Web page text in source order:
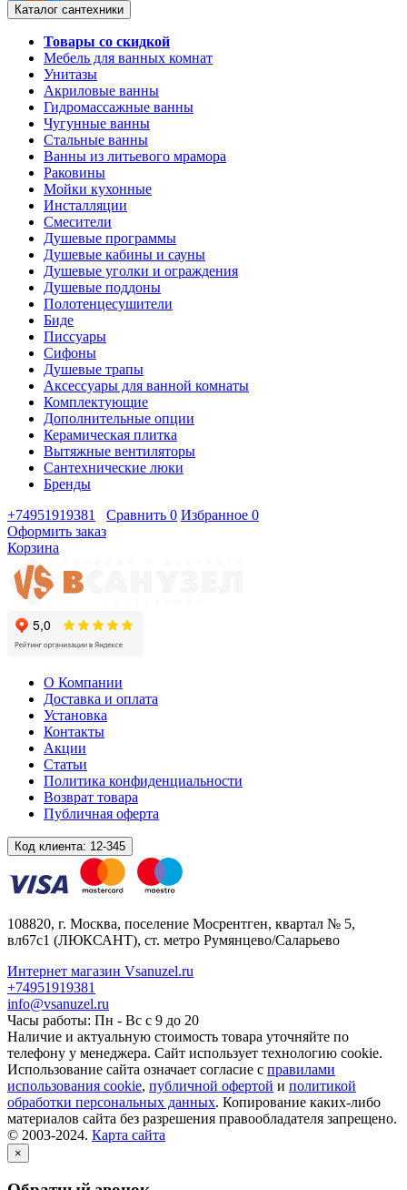
Каталог сантехники
Товары со скидкой
Мебель для ванных комнат
Унитазы
Акриловые ванны
Гидромассажные ванны
Чугунные ванны
Стальные ванны
Ванны из литьевого мрамора
Раковины
Мойки кухонные
Инсталляции
Смесители
Душевые программы
Душевые кабины и сауны
Душевые уголки и ограждения
Душевые поддоны
Полотенцесушители
Биде
Писсуары
Сифоны
Душевые трапы
Аксессуары для ванной комнаты
Комплектующие
Дополнительные опции
Керамическая плитка
Вытяжные вентиляторы
Сантехнические люки
Бренды
+74951919381
Сравнить 0 Избранное 0
Оформить заказ
Корзина
О Компании
Доставка и оплата
Установка
Контакты
Акции
Статьи
Политика конфиденциальности
Возврат товара
Публичная оферта
Код клиента: 12-345
108820, г. Москва, поселение Мосрентген, квартал № 5,
вл67с1 (ЛЮКСАНТ), ст. метро Румянцево/Саларьево
Интернет магазин Vsanuzel.ru
+74951919381
info@vsanuzel.ru
Часы работы: Пн - Вс с 9 до 20
Наличие и актуальную стоимость товара уточняйте по
телефону у менеджера. Сайт использует технологию cookie.
Использование сайта означает согласие с правилами
использования cookie, публичной офертой и политикой
обработки персональных данных. Копирование каких-либо
материалов сайта без разрешения правообладателя запрещено.
© 2003-2024. Карта сайта
×